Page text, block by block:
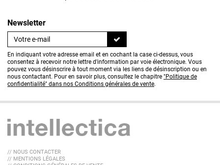
Newsletter
En indiquant votre adresse email et en cochant la case ci-dessus, vous
consentez à recevoir notre lettre d'information par voie électronique. Vous
pouvez vous désinscrire à tout moment via les liens de désinscription ou en
nous contactant. Pour en savoir plus, consultez le chapitre "Politique de
confidentialité" dans nos Conditions générales de vente.
// NOUS CONTACTER
// MENTIONS LÉGALES